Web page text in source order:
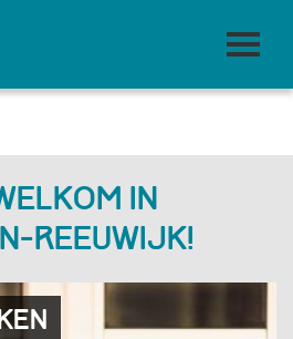
in
Reeuwijk!